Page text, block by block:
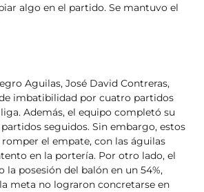
algo en el partido. Se mantuvo el
Aguilas, José David Contreras,
imbatibilidad por cuatro partidos
Además, el equipo completó su
seguidos. Sin embargo, estos
el empate, con las águilas
en la portería. Por otro lado, el
posesión del balón en un 54%,
meta no lograron concretarse en